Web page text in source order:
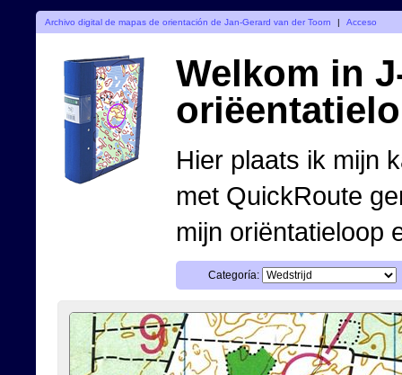
Archivo digital de mapas de orientación de Jan-Gerard van der Toorn | Acceso
Welkom in
Hier plaats ik mijn
met QuickRoute
mijn oriëntatieloop
Categoría: